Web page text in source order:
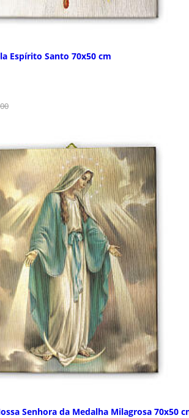
Espírito Santo 70x50 cm
Senhora da Medalha Milagrosa 70x50